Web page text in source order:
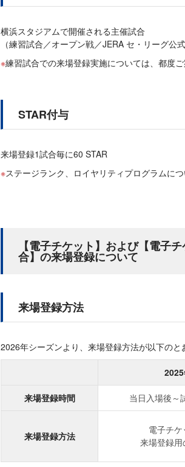
横浜スタジアムで開催される主催試合
（練習試合／オープン戦／JERA セ・リーグ公
練習試合での来場登録実施については、都度
STAR付与
来場登録1試合毎に60 STAR
ステージランク、ロイヤリティプログラムに
【電子チケット】および【電子
合】の来場登録について
来場登録方法
2026年シーズンより、来場登録方法が以下のと
来場登録時間 当日入場後～
来場登録方法
電子チケ
来場登録